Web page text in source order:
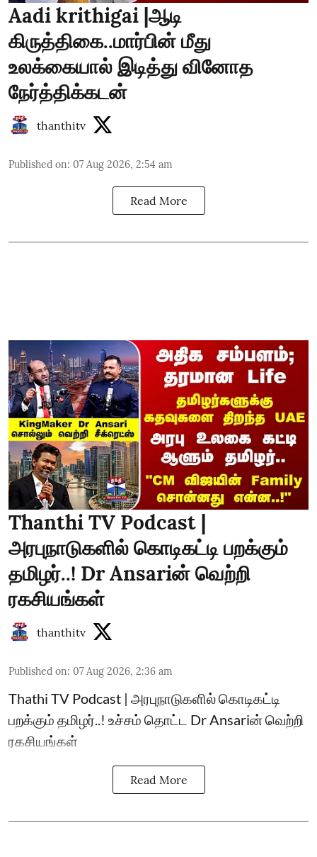
Aadi krithigai |ஆடி
கிருத்திகை..மார்பின் மீது
உலக்கையால் இடித்து வினோத
நேர்த்திக்கடன்
thanthitv
Published on: 07 Aug 2026, 2:54 am
Read More
Thanthi TV Podcast |
அரபுநாடுகளில் கொடிகட்டி பறக்கும்
தமிழர்..! Dr Ansariன் வெற்றி
ரகசியங்கள்
thanthitv
Published on: 07 Aug 2026, 2:36 am
Thathi TV Podcast | அரபுநாடுகளில் கொடிகட்டி
பறக்கும் தமிழர்..! உச்சம் தொட்ட Dr Ansariன் வெற்றி
ரகசியங்கள்
Read More